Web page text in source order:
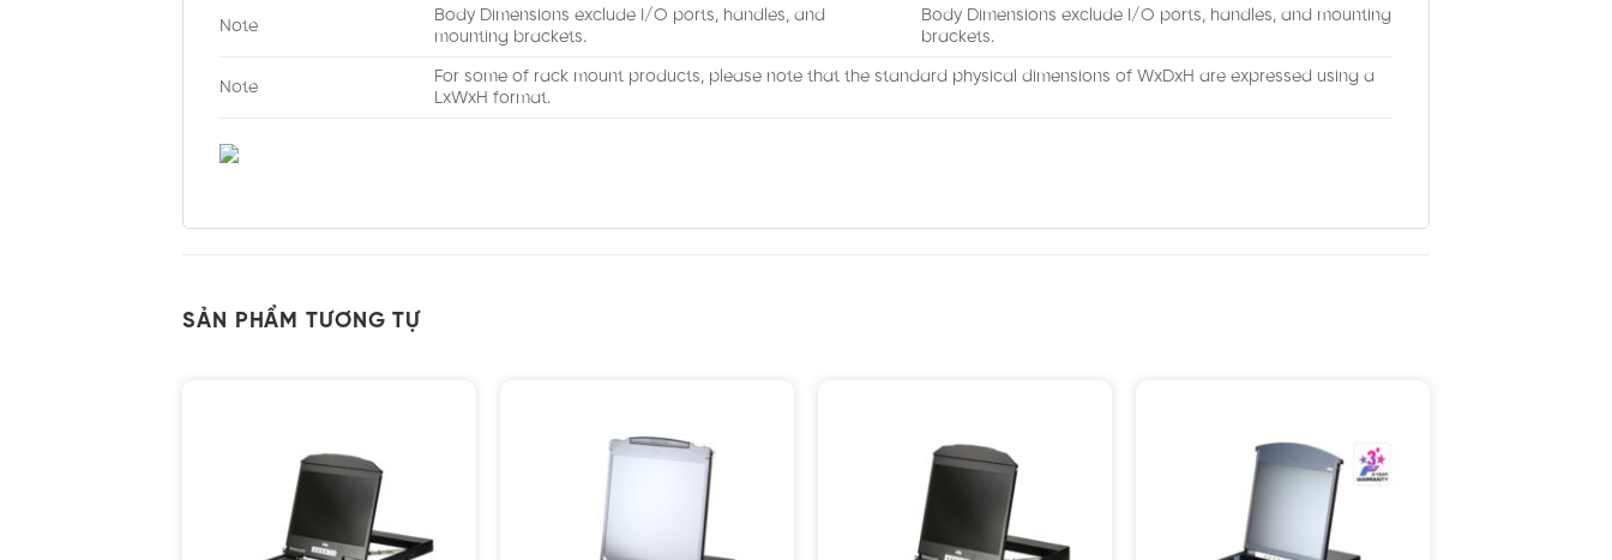
Note
Body Dimensions exclude I/O ports, handles, and
mounting brackets.
Body Dimensions exclude I/O ports, handles, and mounting
brackets.
Note
For some of rack mount products, please note that the standard physical dimensions of WxDxH are expressed using a
LxWxH format.
SẢN PHẨM TƯƠNG TỰ